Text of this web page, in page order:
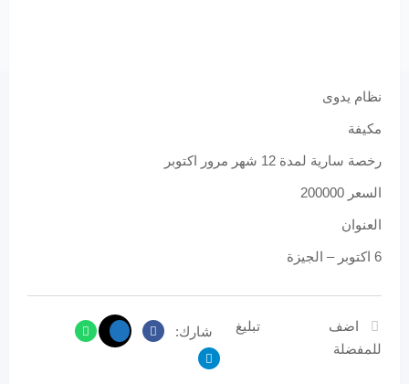
نظام يدوى
مكيفة
رخصة سارية لمدة 12 شهر مرور اكتوبر
السعر 200000
العنوان
6 اكتوبر – الجيزة
اضف
للمفضلة
تبليغ شارك: